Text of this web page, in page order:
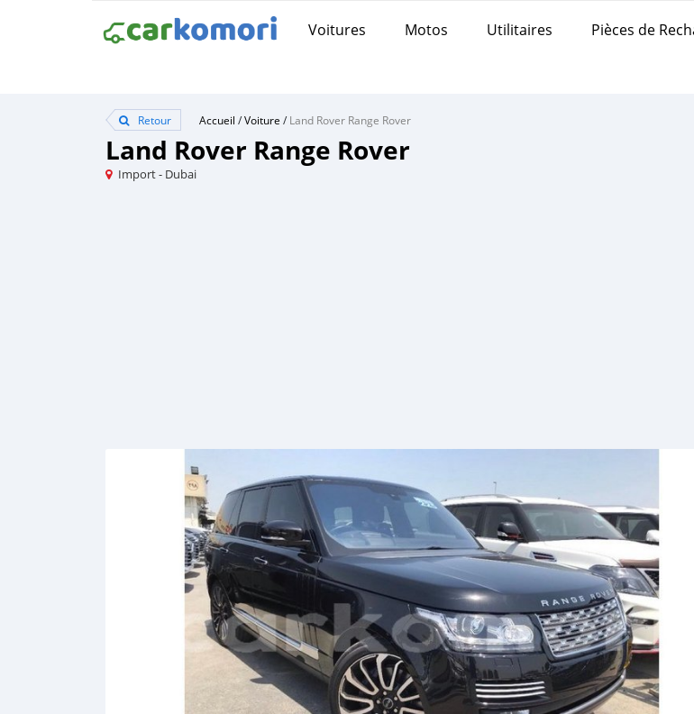
Voitures Motos Utilitaires Pièces de
Retour Accueil /Voiture /Land Rover Range Rover
Land Rover Range Rover
Import - Dubai